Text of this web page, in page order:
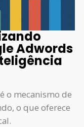
Adwords
o mecanismo de
o que oferece